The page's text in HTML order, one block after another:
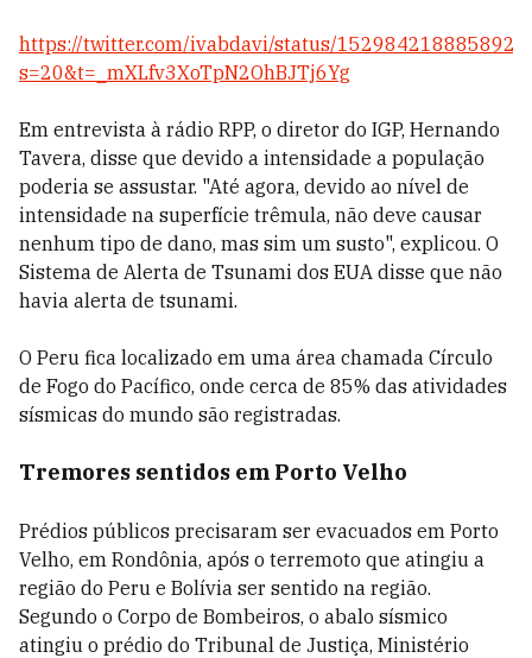
https://twitter.com/ivabdavi/status/
s=20&t=_mXLfv3XoTpN2OhBJTj6Yg
Em entrevista à rádio RPP, o diretor do IGP, Hernando
Tavera, disse que devido a intensidade a população
poderia se assustar. "Até agora, devido ao nível de
intensidade na superfície trêmula, não deve causar
nenhum tipo de dano, mas sim um susto", explicou. O
Sistema de Alerta de Tsunami dos EUA disse que não
havia alerta de tsunami.
O Peru fica localizado em uma área chamada Círculo
de Fogo do Pacífico, onde cerca de 85% das atividades
sísmicas do mundo são registradas.
Tremores sentidos em Porto Velho
Prédios públicos precisaram ser evacuados em Porto
Velho, em Rondônia, após o terremoto que atingiu a
região do Peru e Bolívia ser sentido na região.
Segundo o Corpo de Bombeiros, o abalo sísmico
atingiu o prédio do Tribunal de Justiça, Ministério